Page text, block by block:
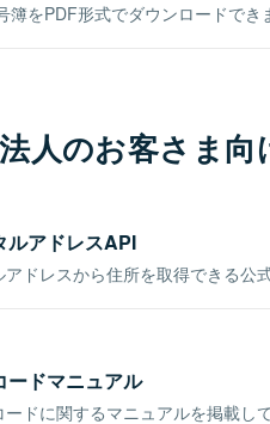
をPDF形式でダウンロードでき
人のお客さま向
ルアドレスAPI
ドレスから住所を取得できる公
ードマニュアル
ドに関するマニュアルを掲載して